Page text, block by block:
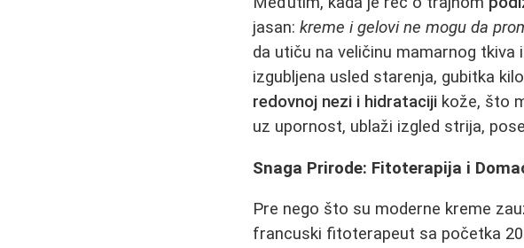
jasan:kreme i gelovi ne mogu da
da utiču na veličinu mamarnog
izgubljena usled starenja, gubitka
redovnoj nezi i hidrataciji kože, što
uz upornost, ublaži izgled strija,
Snaga Prirode: Fitoterapija i
Pre nego što su moderne kreme
francuski fitoterapeut sa početka